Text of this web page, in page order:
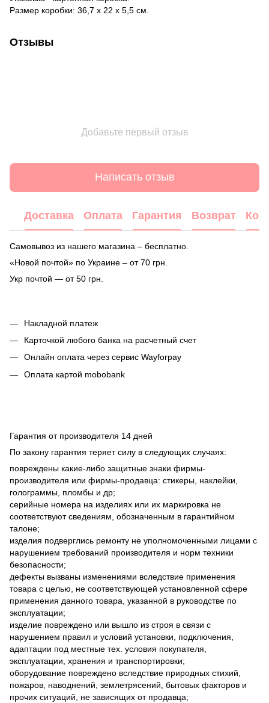
Размер коробки: 36,7 х 22 х 5,5 см.
Отзывы
Добавьте первый отзыв
Написать отзыв
Доставка Оплата Гарантия Возврат
Самовывоз из нашего магазина – бесплатно.
«Новой почтой» по Украине – от 70 грн.
Укр почтой — от 50 грн.
Накладной платеж
Карточкой любого банка на расчетный счет
Онлайн оплата через сервис Wayforpay
Оплата картой mobobank
Гарантия от производителя 14 дней
По закону гарантия теряет силу в следующих случаях:
повреждены какие-либо защитные знаки фирмы-
производителя или фирмы-продавца: стикеры, наклейки,
голограммы, пломбы и др;
серийные номера на изделиях или их маркировка не
соответствуют сведениям, обозначенным в гарантийном
талоне;
изделия подверглись ремонту не уполномоченными лицами с
нарушением требований производителя и норм техники
безопасности;
дефекты вызваны изменениями вследствие применения
товара с целью, не соответствующей установленной сфере
применения данного товара, указанной в руководстве по
эксплуатации;
изделие повреждено или вышло из строя в связи с
нарушением правил и условий установки, подключения,
адаптации под местные тех. условия покупателя,
эксплуатации, хранения и транспортировки;
оборудование повреждено вследствие природных стихий,
пожаров, наводнений, землетрясений, бытовых факторов и
прочих ситуаций, не зависящих от продавца;